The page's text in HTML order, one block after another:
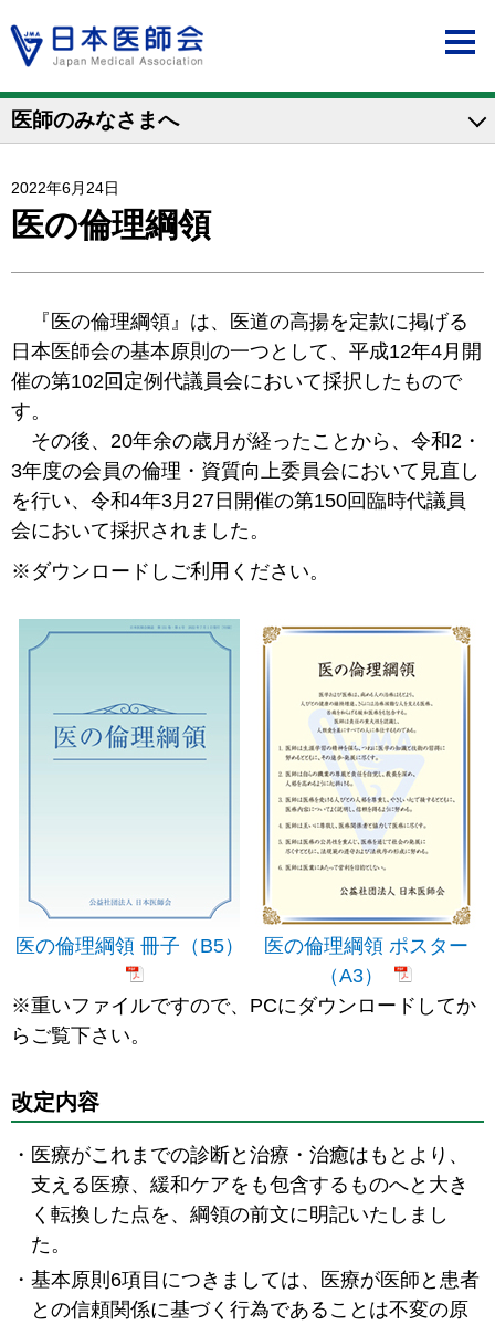
医師のみなさまへ
2022年6月24日
医の倫理綱領
『医の倫理綱領』は、医道の高揚を定款に掲げる
日本医師会の基本原則の一つとして、平成12年4月開
催の第102回定例代議員会において採択したもので
す。
その後、20年余の歳月が経ったことから、令和2・
3年度の会員の倫理・資質向上委員会において見直し
を行い、令和4年3月27日開催の第150回臨時代議員
会において採択されました。
※ダウンロードしご利用ください。
医の倫理綱領 冊子（B5）
医の倫理綱領 ポスター
（A3）
※重いファイルですので、PCにダウンロードしてか
らご覧下さい。
改定内容
医療がこれまでの診断と治療・治癒はもとより、
支える医療、緩和ケアをも包含するものへと大き
く転換した点を、綱領の前文に明記いたしまし
た。
基本原則6項目につきましては、医療が医師と患者
との信頼関係に基づく行為であることは不変の原